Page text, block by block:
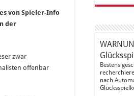
von Spieler-Info
der
zwar
offenbar
Bestens
nach